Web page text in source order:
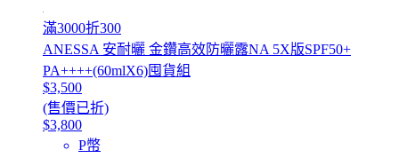
滿3000折300
ANESSA 安耐曬 金鑽高效防曬露NA 5X版SPF50+
PA++++(60mlX6)囤貨組
$3,500
(售價已折)
$3,800
P幣